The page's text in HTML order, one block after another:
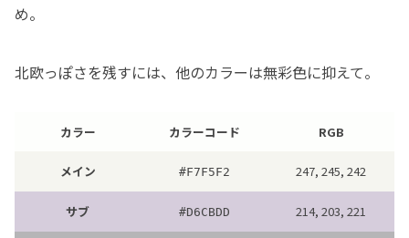
め。
北欧っぽさを残すには、他のカラーは無彩色に抑えて。
カラー カラーコード RGB
メイン #F7F5F2 247, 245, 242
サブ #D6CBDD 214, 203, 221